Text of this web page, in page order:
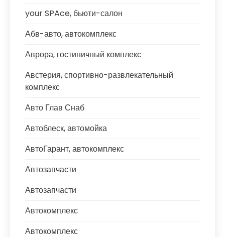
your SPAce, бьюти-салон
Абв-авто, автокомплекс
Аврора, гостиничный комплекс
Австерия, спортивно-развлекательный
комплекс
Авто Глав Снаб
Автоблеск, автомойка
АвтоГарант, автокомплекс
Автозапчасти
Автозапчасти
Автокомплекс
Автокомплекс